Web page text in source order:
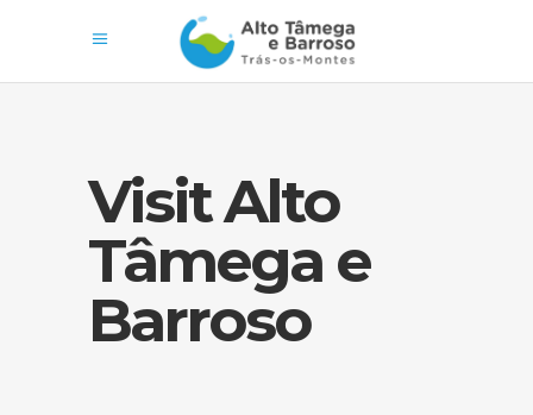
Visit Alto
Tâmega e
Barroso